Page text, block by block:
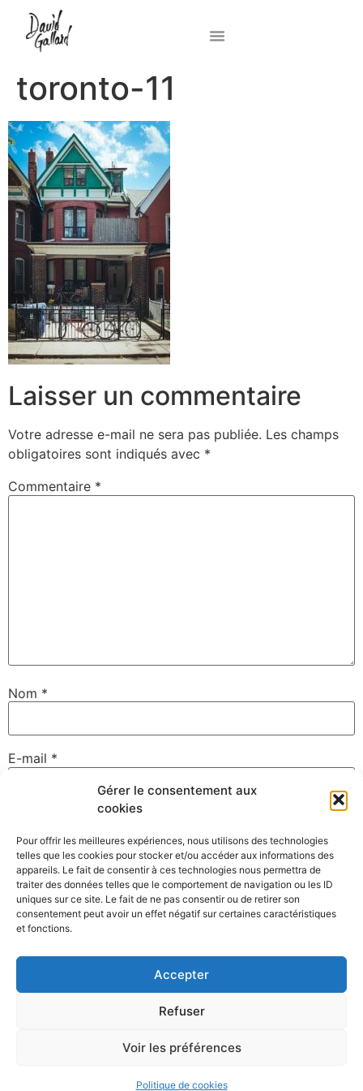
Gérer le consentement aux
cookies
Pour offrir les meilleures expériences, nous utilisons des technologies
telles que les cookies pour stocker et/ou accéder aux informations des
appareils. Le fait de consentir à ces technologies nous permettra de
traiter des données telles que le comportement de navigation ou les ID
uniques sur ce site. Le fait de ne pas consentir ou de retirer son
consentement peut avoir un effet négatif sur certaines caractéristiques
et fonctions.
Accepter
Refuser
Voir les préférences
Politique de cookies
toronto-11
Laisser un commentaire
Votre adresse e-mail ne sera pas publiée. Les champs
obligatoires sont indiqués avec *
Commentaire *
Nom *
E-mail *
Enregistrer mon nom, mon e-mail et mon site dans le
navigateur pour mon prochain commentaire.